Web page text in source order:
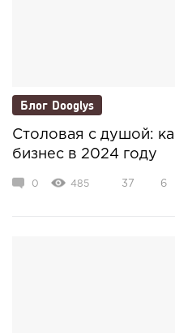
Блог Dooglys
Столовая с душой:
бизнес в 2024 году
0 485 37 6